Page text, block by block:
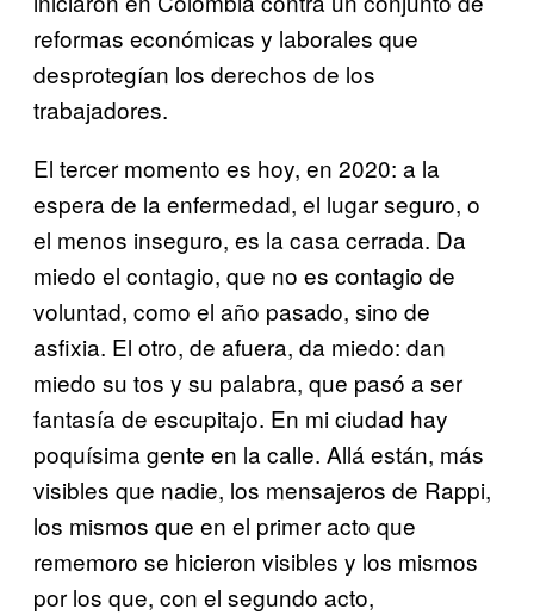
reformas económicas y laborales que
desprotegían los derechos de los
trabajadores.
El tercer momento es hoy, en 2020: a la
espera de la enfermedad, el lugar seguro, o
el menos inseguro, es la casa cerrada. Da
miedo el contagio, que no es contagio de
voluntad, como el año pasado, sino de
asfixia. El otro, de afuera, da miedo: dan
miedo su tos y su palabra, que pasó a ser
fantasía de escupitajo. En mi ciudad hay
poquísima gente en la calle. Allá están, más
visibles que nadie, los mensajeros de Rappi,
los mismos que en el primer acto que
rememoro se hicieron visibles y los mismos
por los que, con el segundo acto,